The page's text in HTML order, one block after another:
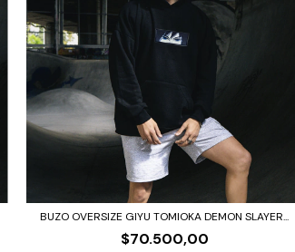
BUZO OVERSIZE GIYU TOMIOKA DEMON SLAYER...
$70.500,00